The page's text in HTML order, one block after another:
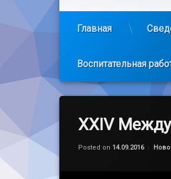
Главная
Воспитательная
XXIV
Posted on 14.09.2016
by